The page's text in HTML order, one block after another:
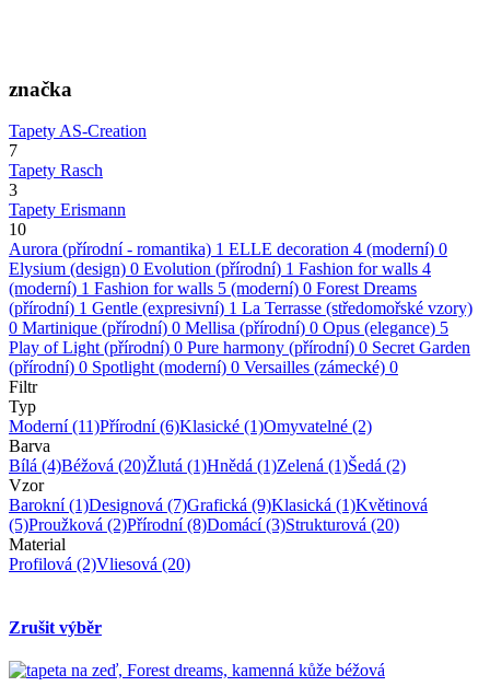
značka
Tapety AS-Creation
7
Tapety Rasch
3
Tapety Erismann
10
Aurora (přírodní - romantika) 1 ELLE decoration 4 (moderní) 0
Elysium (design) 0 Evolution (přírodní) 1 Fashion for walls 4
(moderní) 1 Fashion for walls 5 (moderní) 0 Forest Dreams
(přírodní) 1 Gentle (expresivní) 1 La Terrasse (středomořské vzory)
0 Martinique (přírodní) 0 Mellisa (přírodní) 0 Opus (elegance) 5
Play of Light (přírodní) 0 Pure harmony (přírodní) 0 Secret Garden
(přírodní) 0 Spotlight (moderní) 0 Versailles (zámecké) 0
Filtr
Typ
Moderní(11)Přírodní(6)Klasické (1)Omyvatelné (2)
Barva
Bílá (4)Béžová (20)Žlutá (1)Hnědá (1)Zelená (1)Šedá (2)
Vzor
Barokní(1)Designová (7)Grafická (9)Klasická (1)Květinová
(5)Proužková (2)Přírodní(8)Domácí(3)Strukturová (20)
Material
Profilová (2)Vliesová (20)
Zrušit výběr